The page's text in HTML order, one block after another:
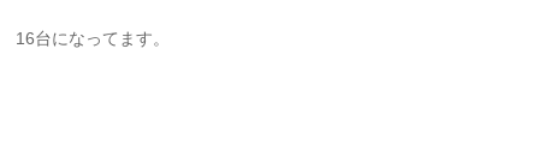
16台になってます。